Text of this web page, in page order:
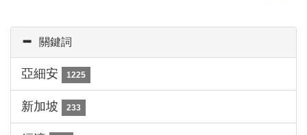
關鍵詞
亞細安 1225
新加坡 233